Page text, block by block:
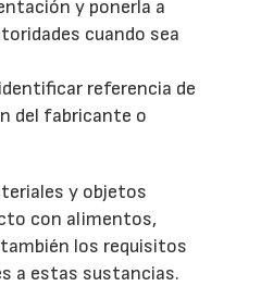
y ponerla a
cuando sea
referencia de
del fabricante o
y objetos
con alimentos,
los requisitos
a estas sustancias.